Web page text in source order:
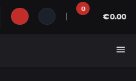
0
€0.00
menu